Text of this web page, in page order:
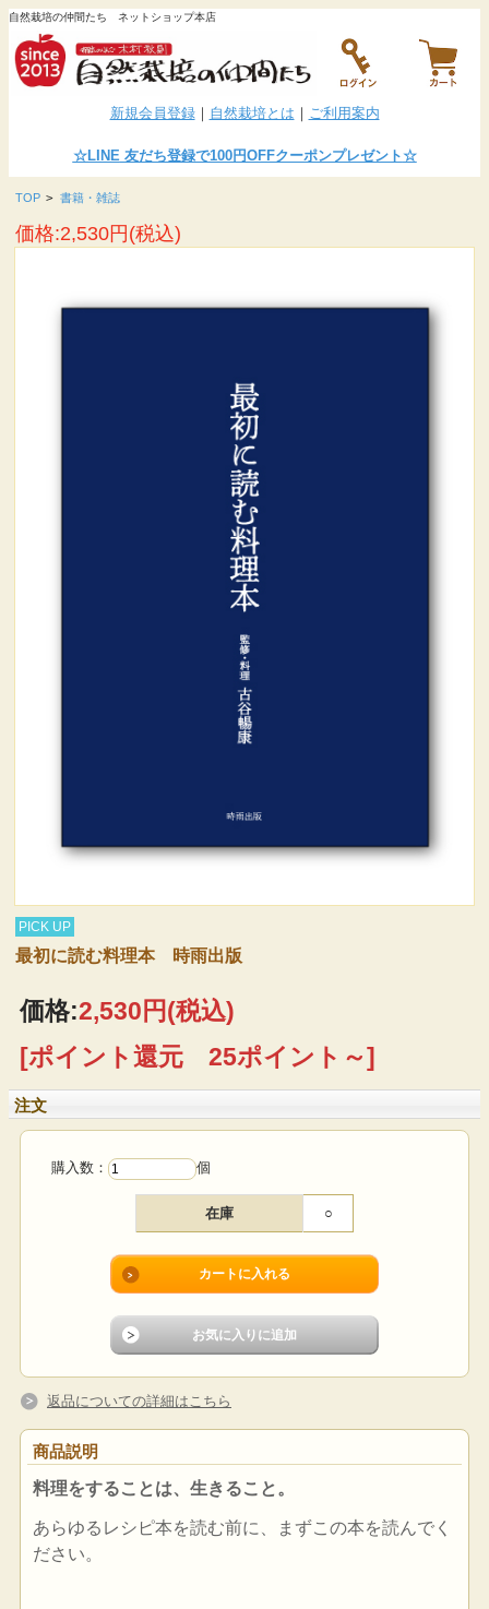
自然栽培の仲間たち ネットショップ本店
新規会員登録｜ 自然栽培とは ｜ ご利用案内
☆LINE友だち登録で100円OFFクーポンプレゼント☆
TOP > 書籍・雑誌
価格:2,530円(税込)
PICK UP
最初に読む料理本 時雨出版
価格:2,530円(税込)
[ポイント還元 25ポイント～]
注文
購入数： 個
在庫 ○
返品についての詳細はこちら
商品説明
料理をすることは、生きること。
あらゆるレシピ本を読む前に、まずこの本を読んでく
ださい。